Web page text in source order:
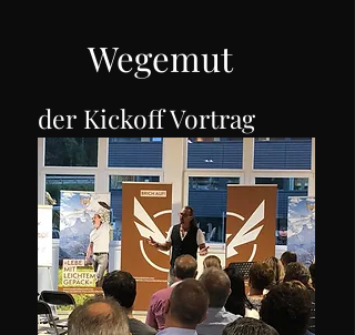
Wegemut
der Kickoff Vortrag